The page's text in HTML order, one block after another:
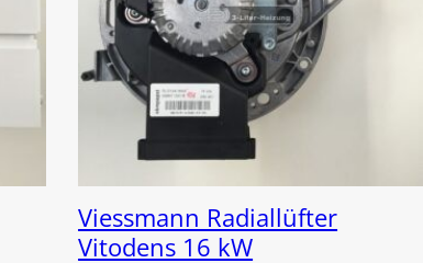
Viessmann Radiallüfter
Vitodens 16 kW